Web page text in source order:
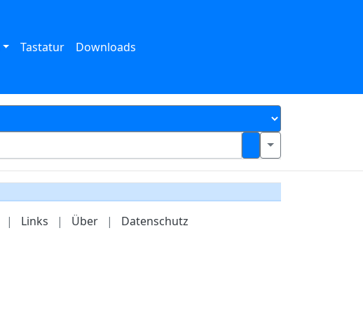
Tastatur Downloads
| Links | Über | Datenschutz